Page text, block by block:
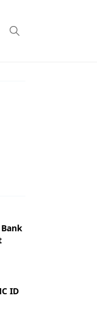
Bank
ID